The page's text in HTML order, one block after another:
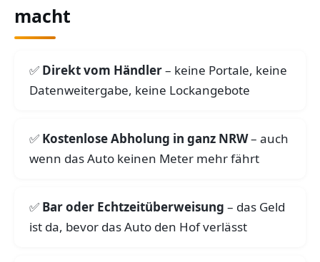
macht
Direkt vom Händler– keine Portale, keine
Datenweitergabe, keine Lockangebote
Kostenlose Abholung in ganz NRW– auch
wenn das Auto keinen Meter mehr fährt
Bar oder Echtzeitüberweisung – das Geld
ist da, bevor das Auto den Hof verlässt